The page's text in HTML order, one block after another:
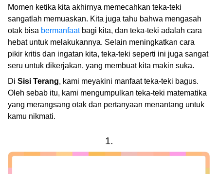
Momen ketika kita akhirnya memecahkan teka-teki
sangatlah memuaskan. Kita juga tahu bahwa mengasah
otak bisa bermanfaatbagi kita, dan teka-teki adalah cara
hebat untuk melakukannya. Selain meningkatkan cara
pikir kritis dan ingatan kita, teka-teki seperti ini juga sangat
seru untuk dikerjakan, yang membuat kita makin suka.
Di Sisi Terang, kami meyakini manfaat teka-teki bagus.
Oleh sebab itu, kami mengumpulkan teka-teki matematika
yang merangsang otak dan pertanyaan menantang untuk
kamu nikmati.
1.